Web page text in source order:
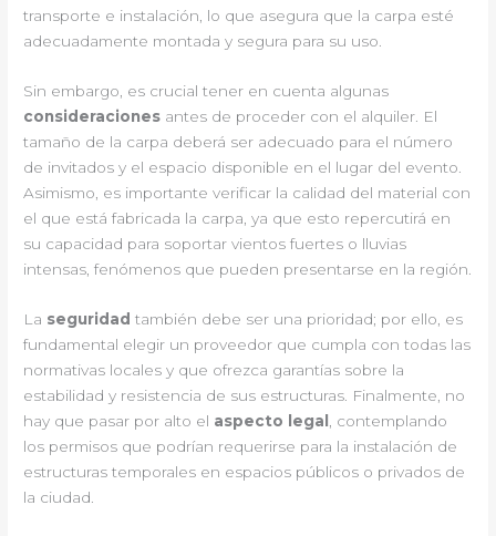
transporte e instalación, lo que asegura que la carpa esté
adecuadamente montada y segura para su uso.
Sin embargo, es crucial tener en cuenta algunas
consideraciones antes de proceder con el alquiler. El
tamaño de la carpa deberá ser adecuado para el número
de invitados y el espacio disponible en el lugar del evento.
Asimismo, es importante verificar la calidad del material con
el que está fabricada la carpa, ya que esto repercutirá en
su capacidad para soportar vientos fuertes o lluvias
intensas, fenómenos que pueden presentarse en la región.
La seguridad también debe ser una prioridad; por ello, es
fundamental elegir un proveedor que cumpla con todas las
normativas locales y que ofrezca garantías sobre la
estabilidad y resistencia de sus estructuras. Finalmente, no
hay que pasar por alto el aspecto legal
, contemplando
los permisos que podrían requerirse para la instalación de
estructuras temporales en espacios públicos o privados de
la ciudad.